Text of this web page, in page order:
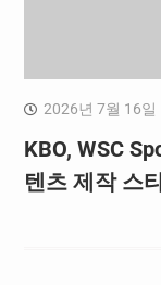
2026년 7월 16일
KBO, WSC
텐츠 제작 스